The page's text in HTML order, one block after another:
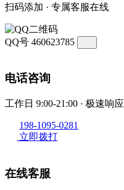
扫码添加 · 专属客服在线
QQ号 460623785
电话咨询
工作日 9:00-21:00 · 极速响应
198-1095-0281
立即拨打
在线客服